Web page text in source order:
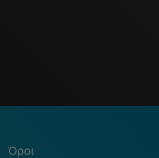
Όροι